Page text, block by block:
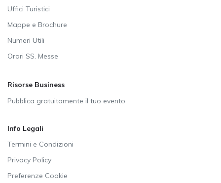
Uffici Turistici
Mappe e Brochure
Numeri Utili
Orari SS. Messe
Risorse Business
Pubblica gratuitamente il tuo evento
Info Legali
Termini e Condizioni
Privacy Policy
Preferenze Cookie